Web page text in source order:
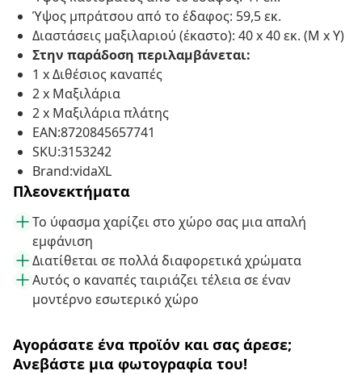
Ύψος μπράτσου από το έδαφος: 59,5 εκ.
Διαστάσεις μαξιλαριού (έκαστο): 40 x 40 εκ. (Μ x Υ)
Στην παράδοση περιλαμβάνεται:
1 x Διθέσιος καναπές
2 x Μαξιλάρια
2 x Μαξιλάρια πλάτης
EAN:8720845657741
SKU:3153242
Brand:vidaXL
Πλεονεκτήματα
Το ύφασμα χαρίζει στο χώρο σας μια απαλή
εμφάνιση
Διατίθεται σε πολλά διαφορετικά χρώματα
Αυτός ο καναπές ταιριάζει τέλεια σε έναν
μοντέρνο εσωτερικό χώρο
Αγοράσατε ένα προϊόν και σας άρεσε;
Ανεβάστε μια φωτογραφία του!